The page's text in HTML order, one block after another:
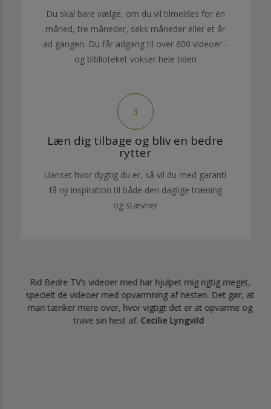
Du skal bare vælge, om du vil tilmeldes for én
måned, tre måneder, seks måneder eller et år
ad gangen. Du får adgang til over 600 videoer -
og biblioteket vokser hele tiden
3
Læn dig tilbage og bliv en bedre
rytter
Uanset hvor dygtig du er, så vil du med garanti
få ny inspiration til både den daglige træning
og stævner
Rid Bedre TV’s videoer med har hjulpet mig rigtig meget,
specielt de videoer med opvarmning af hesten. Det gør, at
man tænker mere over, hvor vigtigt det er at opvarme og
trave sin hest af. Cecilie Lyngvild